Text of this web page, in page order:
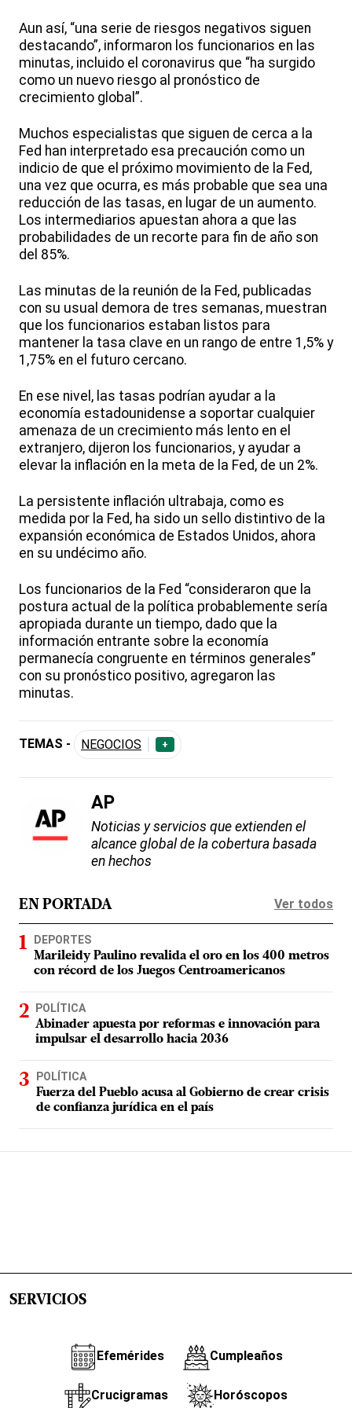
Aun así, “una serie de riesgos negativos siguen
destacando”, informaron los funcionarios en las
minutas, incluido el coronavirus que “ha surgido
como un nuevo riesgo al pronóstico de
crecimiento global”.
Muchos especialistas que siguen de cerca a la
Fed han interpretado esa precaución como un
indicio de que el próximo movimiento de la Fed,
una vez que ocurra, es más probable que sea una
reducción de las tasas, en lugar de un aumento.
Los intermediarios apuestan ahora a que las
probabilidades de un recorte para fin de año son
del 85%.
Las minutas de la reunión de la Fed, publicadas
con su usual demora de tres semanas, muestran
que los funcionarios estaban listos para
mantener la tasa clave en un rango de entre 1,5% y
1,75% en el futuro cercano.
En ese nivel, las tasas podrían ayudar a la
economía estadounidense a soportar cualquier
amenaza de un crecimiento más lento en el
extranjero, dijeron los funcionarios, y ayudar a
elevar la inflación en la meta de la Fed, de un 2%.
La persistente inflación ultrabaja, como es
medida por la Fed, ha sido un sello distintivo de la
expansión económica de Estados Unidos, ahora
en su undécimo año.
Los funcionarios de la Fed “consideraron que la
postura actual de la política probablemente sería
apropiada durante un tiempo, dado que la
información entrante sobre la economía
permanecía congruente en términos generales”
con su pronóstico positivo, agregaron las
minutas.
TEMAS - NEGOCIOS +
AP
Noticias y servicios que extienden el
alcance global de la cobertura basada
en hechos
EN PORTADA Ver todos
DEPORTES
Marileidy Paulino revalida el oro en los 400 metros
con récord de los Juegos Centroamericanos
POLÍTICA
Abinader apuesta por reformas e innovación para
impulsar el desarrollo hacia 2036
POLÍTICA
Fuerza del Pueblo acusa al Gobierno de crear crisis
de confianza jurídica en el país
SERVICIOS
Efemérides Cumpleaños
Crucigramas Horóscopos